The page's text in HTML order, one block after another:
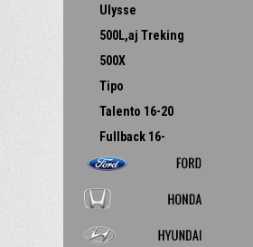
Ulysse
500L,aj Treking
500X
Tipo
Talento 16-20
Fullback 16-